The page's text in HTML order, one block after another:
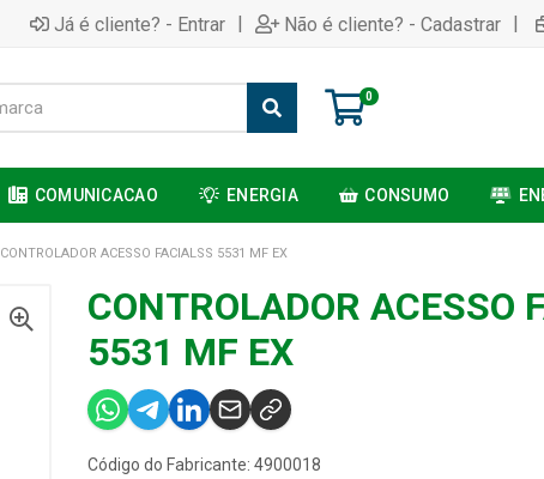
Já é cliente? - Entrar | Não é cliente? - Cadastrar |
0
COMUNICACAO ENERGIA CONSUMO
CONTROLADOR ACESSO FACIALSS 5531 MF EX
CONTROLADOR ACESSO
5531 MF EX
Código do Fabricante: 4900018